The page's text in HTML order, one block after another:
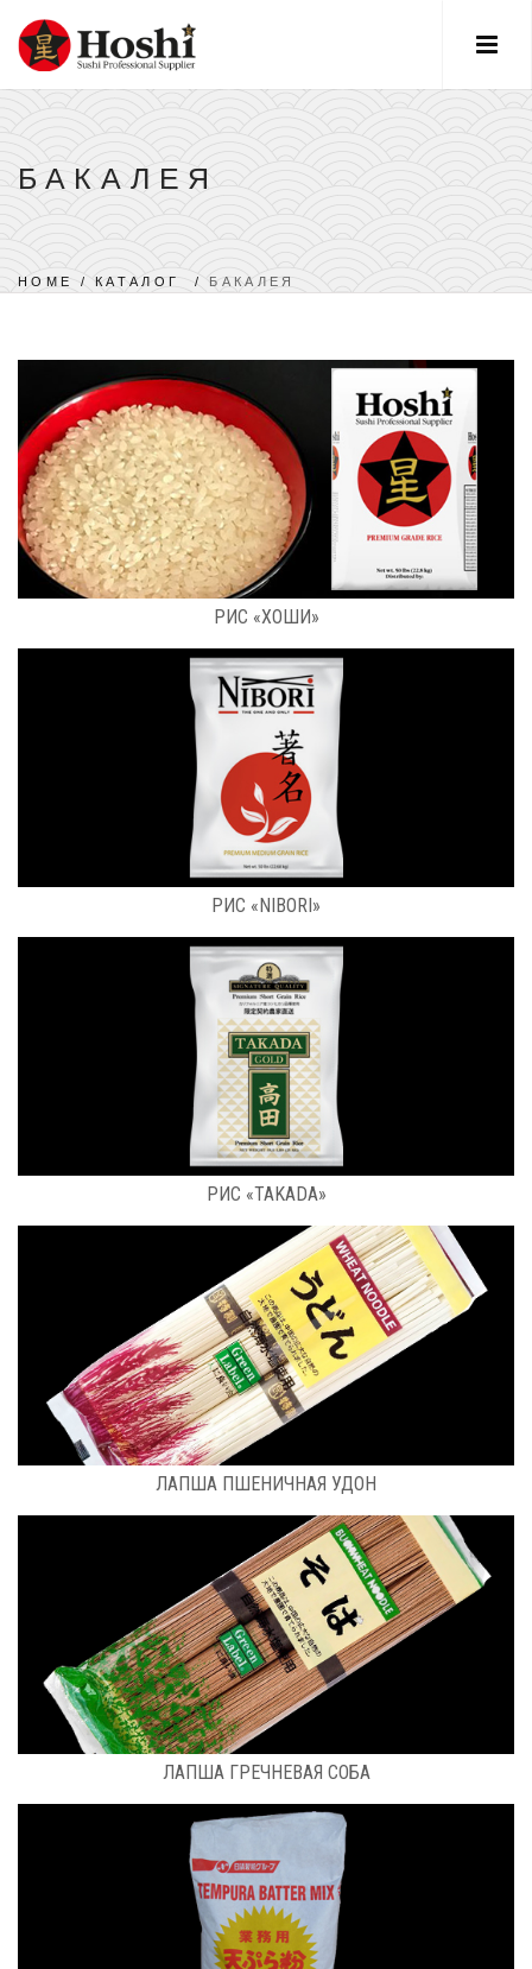
БАКАЛЕЯ
HOME /КАТАЛОГ /БАКАЛЕЯ
РАСФАСОВКА: 22,8 КГ
РИС «ХОШИ»
РАСФАСОВКА: 25 КГ
РИС «NIBORI»
РАСФАСОВКА: 25 КГ
РИС «TAKADA»
РАСФАСОВКА: 0,3 КГ
ЛАПША ПШЕНИЧНАЯ УДОН
РАСФАСОВКА: 0,3 КГ
ЛАПША ГРЕЧНЕВАЯ СОБА